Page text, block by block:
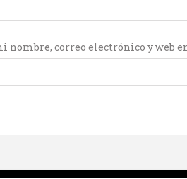
nombre, correo electrónico y web